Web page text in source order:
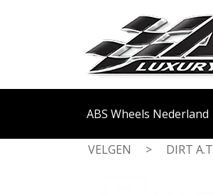
ABS Wheels Nederland
VELGEN > DIRT A.T